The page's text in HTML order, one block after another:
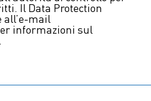
Il Data Protection
all’e-mail
informazioni sul